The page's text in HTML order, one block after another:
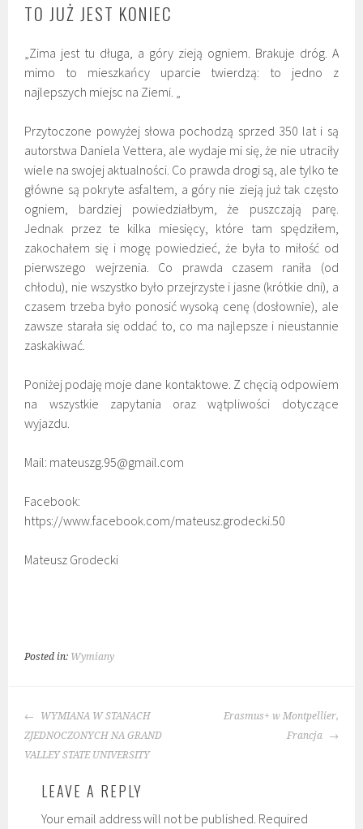
TO JUŻ JEST KONIEC
„Zima jest tu długa, a góry zieją ogniem. Brakuje dróg. A
mimo to mieszkańcy uparcie twierdzą: to jedno z
najlepszych miejsc na Ziemi. „
Przytoczone powyżej słowa pochodzą sprzed 350 lat i są
autorstwa Daniela Vettera, ale wydaje mi się, że nie utraciły
wiele na swojej aktualności. Co prawda drogi są, ale tylko te
główne są pokryte asfaltem, a góry nie zieją już tak często
ogniem, bardziej powiedziałbym, że puszczają parę.
Jednak przez te kilka miesięcy, które tam spędziłem,
zakochałem się i mogę powiedzieć, że była to miłość od
pierwszego wejrzenia. Co prawda czasem raniła (od
chłodu), nie wszystko było przejrzyste i jasne (krótkie dni), a
czasem trzeba było ponosić wysoką cenę (dosłownie), ale
zawsze starała się oddać to, co ma najlepsze i nieustannie
zaskakiwać.
Poniżej podaję moje dane kontaktowe. Z chęcią odpowiem
na wszystkie zapytania oraz wątpliwości dotyczące
wyjazdu.
Mail: mateuszg.95@gmail.com
Facebook:
https://www.facebook.com/mateusz.grodecki.50
Mateusz Grodecki
Posted in: Wymiany
POST
NAVIGATION
WYMIANA W STANACH
ZJEDNOCZONYCH NA GRAND
VALLEY STATE UNIVERSITY
Erasmus+ w Montpellier,
Francja
LEAVE A REPLY
Your email address will not be published. Required